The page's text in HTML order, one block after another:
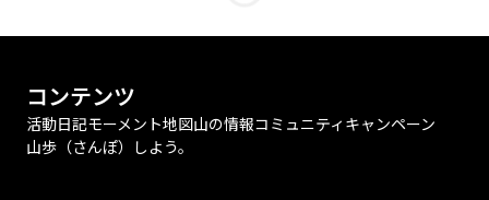
コンテンツ
活動日記モーメント地図山の情報コミュニティ キャンペーン
山歩（さんぽ）しよう。